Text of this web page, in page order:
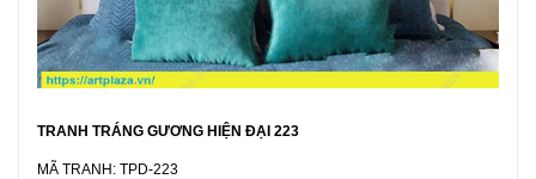
TRANH TRÁNG GƯƠNG HIỆN ĐẠI 223
MÃ TRANH: TPD-223